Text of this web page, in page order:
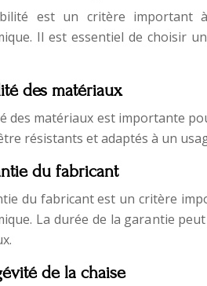
est un critère important
Il est essentiel de choisir
des matériaux
des matériaux est importante
résistants et adaptés à un
du fabricant
du fabricant est un critère
La durée de la garantie
de la chaise